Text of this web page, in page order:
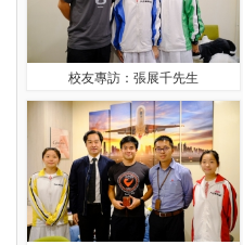
校友專訪：張展千先生